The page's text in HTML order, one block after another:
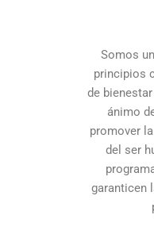
Somos
principios
de
ánimo
promover
del ser
garanticen